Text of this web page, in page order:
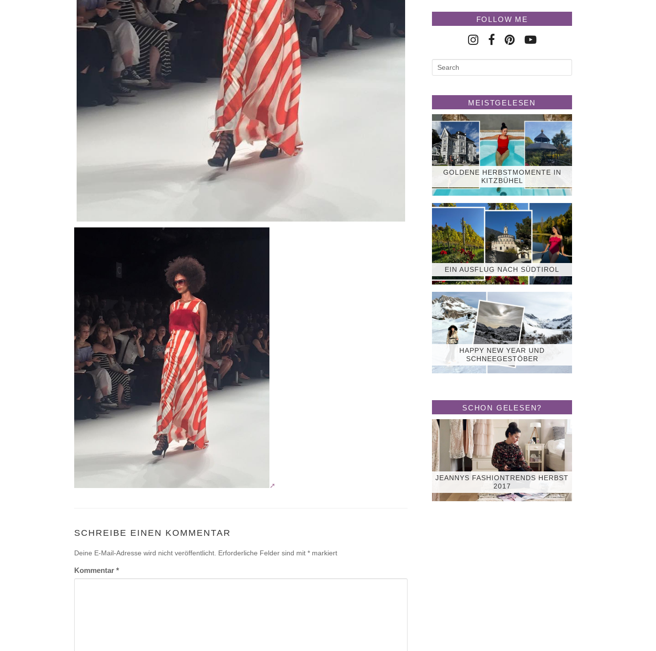
SCHREIBE EINEN KOMMENTAR
Deine E-Mail-Adresse wird nicht veröffentlicht. Erforderliche Felder sind mit * markiert
Kommentar *
FOLLOW ME
MEISTGELESEN
GOLDENE HERBSTMOMENTE IN
KITZBÜHEL
EIN AUSFLUG NACH SÜDTIROL
HAPPY NEW YEAR UND
SCHNEEGESTÖBER
SCHON GELESEN?
JEANNYS FASHIONTRENDS HERBST
2017